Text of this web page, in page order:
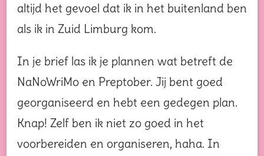
altijd het gevoel dat ik in het buitenland ben
als ik in Zuid Limburg kom.
In je brief las ik je plannen wat betreft de
NaNoWriMo en Preptober. Jij bent goed
georganiseerd en hebt een gedegen plan.
Knap! Zelf ben ik niet zo goed in het
voorbereiden en organiseren, haha. In